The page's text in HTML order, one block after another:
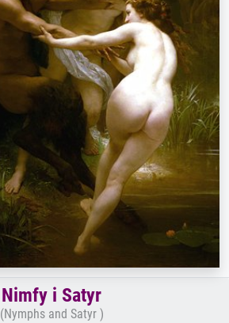
Nimfy i Satyr
(Nymphs and Satyr )